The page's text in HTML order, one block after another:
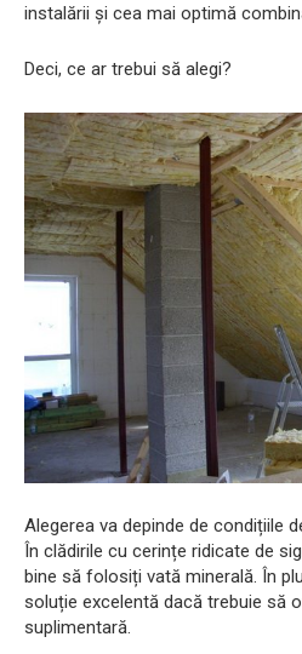
instalării și cea mai optimă
Deci, ce ar trebui să alegi?
Alegerea va depinde de condițiile
În clădirile cu cerințe ridicate de
bine să folosiți vată minerală. În
soluție excelentă dacă trebuie să
suplimentară.